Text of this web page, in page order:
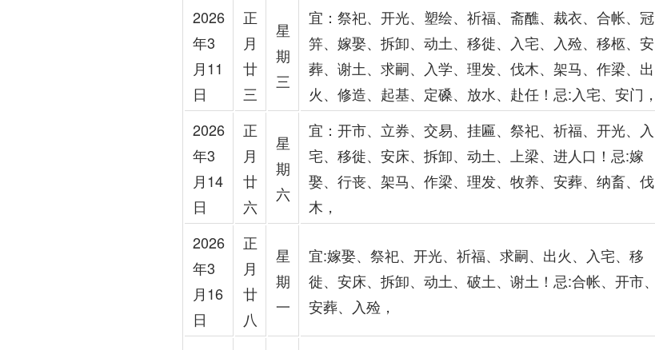
2026
年3
月11
日
正
月
廿
三
星
期
三
宜：祭祀、开光、塑绘、祈福、斋醮、裁衣、合帐、冠
笄、嫁娶、拆卸、动土、移徙、入宅、入殓、移柩、安
葬、谢土、求嗣、入学、理发、伐木、架马、作梁、出
火、修造、起基、定磉、放水、赴任！忌:入宅、安门，
2026
年3
月14
日
正
月
廿
六
星
期
六
宜：开市、立券、交易、挂匾、祭祀、祈福、开光、入
宅、移徙、安床、拆卸、动土、上梁、进人口！忌:嫁
娶、行丧、架马、作梁、理发、牧养、安葬、纳畜、伐
木，
2026
年3
月16
日
正
月
廿
八
星
期
一
宜:嫁娶、祭祀、开光、祈福、求嗣、出火、入宅、移
徙、安床、拆卸、动土、破土、谢土！忌:合帐、开市、
安葬、入殓，